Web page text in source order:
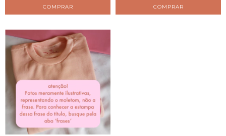
COMPRAR COMPRAR